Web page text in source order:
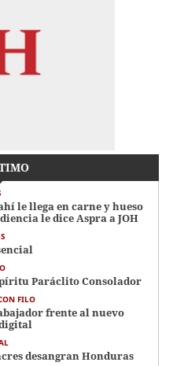
le llega en carne y hueso
le dice Aspra a JOH
Paráclito Consolador
FILO
frente al nuevo
desangran Honduras